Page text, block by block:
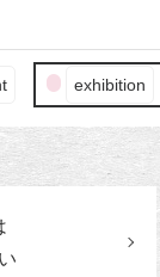
exhibition